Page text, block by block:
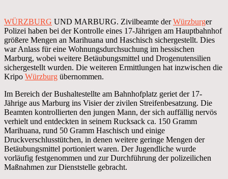
WÜRZBURG UND MARBURG. Zivilbeamte derWürzburger
Polizei haben bei der Kontrolle eines 17-Jährigen am Hauptbahnhof
größere Mengen an Marihuana und Haschisch sichergestellt. Dies
war Anlass für eine Wohnungsdurchsuchung im hessischen
Marburg, wobei weitere Betäubungsmittel und Drogenutensilien
sichergestellt wurden. Die weiteren Ermittlungen hat inzwischen die
Kripo Würzburg übernommen.
Im Bereich der Bushaltestellte am Bahnhofplatz geriet der 17-
Jährige aus Marburg ins Visier der zivilen Streifenbesatzung. Die
Beamten kontrollierten den jungen Mann, der sich auffällig nervös
verhielt und entdeckten in seinem Rucksack ca. 150 Gramm
Marihuana, rund 50 Gramm Haschisch und einige
Druckverschlusstütchen, in denen weitere geringe Mengen der
Betäubungsmittel portioniert waren. Der Jugendliche wurde
vorläufig festgenommen und zur Durchführung der polizeilichen
Maßnahmen zur Dienststelle gebracht.